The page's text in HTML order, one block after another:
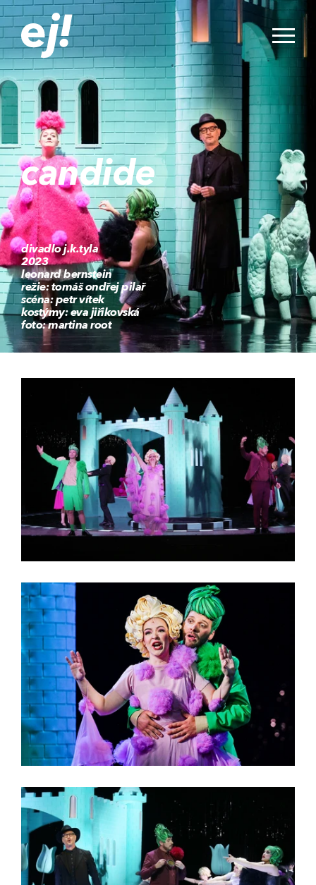
candide
divadlo j.k.tyla
2023
leonard bernstein
režie: tomáš ondřej pilař
scéna: petr vítek
kostýmy: eva jiřikovská
foto: martina root